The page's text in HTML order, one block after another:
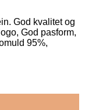
God kvalitet og
God pasform,
95%,